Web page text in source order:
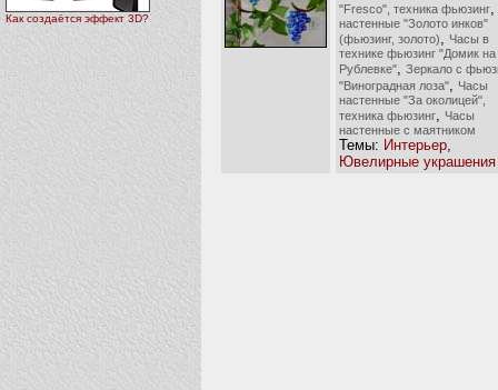
Как создаётся эффект 3D?
"Fresco", техника фьюзинг
настенные "Золото инков"
(фьюзинг, золото)
Часы в
технике фьюзинг "Домик на
Рублевке"
Зеркало с
"Виноградная лоза"
Часы
настенные "За околицей",
техника фьюзинг
Часы
настенные с маятником
Темы: Интерьер
Ювелирные украшения